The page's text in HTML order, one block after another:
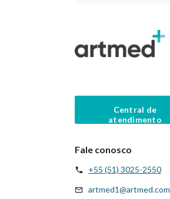
Central de
atendimento
Fale conosco
+55 (51) 3025-2550
artmed1@artmed.com